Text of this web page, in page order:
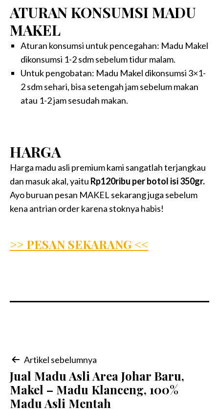
ATURAN KONSUMSI MADU
MAKEL
Aturan konsumsi untuk pencegahan: Madu Makel
dikonsumsi 1-2 sdm sebelum tidur malam.
Untuk pengobatan: Madu Makel dikonsumsi 3×1-
2 sdm sehari, bisa setengah jam sebelum makan
atau 1-2 jam sesudah makan.
HARGA
Harga madu asli premium kami sangatlah terjangkau
dan masuk akal, yaitu Rp120ribu per botol isi 350gr.
Ayo buruan pesan MAKEL sekarang juga sebelum
kena antrian order karena stoknya habis!
>> PESAN SEKARANG <<
Navigasi
pos
Artikel sebelumnya
Jual Madu Asli Area Johar Baru,
Makel – Madu Klanceng, 100%
Madu Asli Mentah